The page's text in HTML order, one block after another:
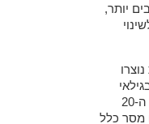
יותר,
בית-ספר יסודי ועד שנות ה-20
מסר כלל